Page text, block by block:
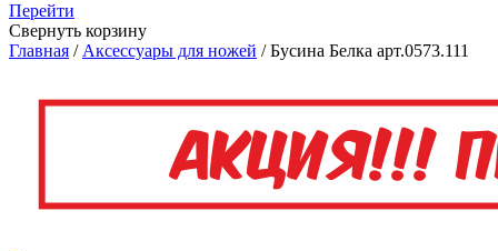
Перейти
Свернуть корзину
Главная / Аксессуары для ножей /Бусина Белка арт.0573.111